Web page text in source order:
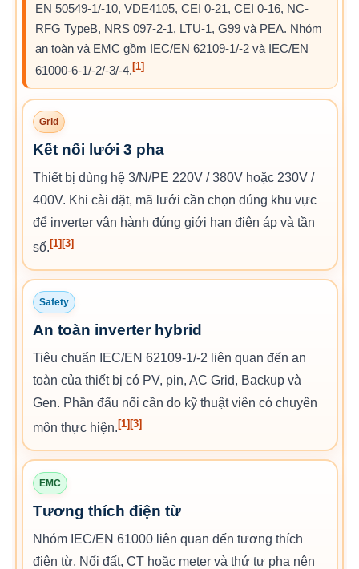
EN 50549-1/-10, VDE4105, CEI 0-21, CEI 0-16, NC-
RFG TypeB, NRS 097-2-1, LTU-1, G99 và PEA. Nhóm
an toàn và EMC gồm IEC/EN 62109-1/-2 và IEC/EN
61000-6-1/-2/-3/-4. [1]
Grid
Kết nối lưới 3 pha
Thiết bị dùng hệ 3/N/PE 220V / 380V hoặc 230V /
400V. Khi cài đặt, mã lưới cần chọn đúng khu vực
để inverter vận hành đúng giới hạn điện áp và tần
số. [1] [3]
Safety
An toàn inverter hybrid
Tiêu chuẩn IEC/EN 62109-1/-2 liên quan đến an
toàn của thiết bị có PV, pin, AC Grid, Backup và
Gen. Phần đấu nối cần do kỹ thuật viên có chuyên
môn thực hiện. [1] [3]
EMC
Tương thích điện từ
Nhóm IEC/EN 61000 liên quan đến tương thích
điện từ. Nối đất, CT hoặc meter và thứ tự pha nên